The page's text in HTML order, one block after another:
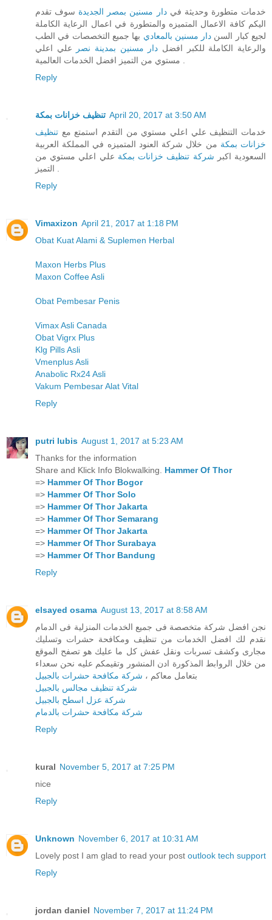
خدمات متطورة وحديثة فيدار مسنين بمصر الجديدة سوف تقدم
اليكم كافة الاعمال المتميزه والمتطورة في اعمال الرعاية الكاملة
لجيع كبار السن دار مسنين بالمعادي بها جميع التخصصات في الطب
والرعاية الكاملة للكبر افضل دار مسنين بمدينة نصر علي اعلي
Reply
تنظيف خزانات بمكة April 20, 2017 at 3:50 AM
خدمات التنظيف علي اعلي مستوي من التقدم استمتع مع تنظيف
خزانات بمكة من خلال شركة العنود المتميزه في المملكة العربية
السعودية اكبر شركة تنظيف خزانات بمكة علي اعلي مستوي من
Reply
Vimaxizon April 21, 2017 at 1:18 PM
Obat Kuat Alami & Suplemen Herbal
Maxon Herbs Plus
Maxon Coffee Asli
Obat Pembesar Penis
Vimax Asli Canada
Obat Vigrx Plus
Klg Pills Asli
Vmenplus Asli
Anabolic Rx24 Asli
Vakum Pembesar Alat Vital
Reply
putri lubis August 1, 2017 at 5:23 AM
Thanks for the information
Share and Klick Info Blokwalking. Hammer Of Thor
=> Hammer Of Thor Bogor
=> Hammer Of Thor Solo
=> Hammer Of Thor Jakarta
=> Hammer Of Thor Semarang
=> Hammer Of Thor Jakarta
=> Hammer Of Thor Surabaya
=> Hammer Of Thor Bandung
Reply
elsayed osama August 13, 2017 at 8:58 AM
نجن افضل شركة متخصصة فى جميع الخدمات المنزلية فى الدمام
نقدم لك افضل الخدمات من تنظيف ومكافحة حشرات وتسليك
مجارى وكشف تسربات ونقل عفش كل ما عليك هو تصفح الموقع
من خلال الروابط المذكورة ادن المنشور وتقيمكم عليه نحن سعداء
بتعامل معاكم ، شركة مكافحة حشرات بالجبيل
شركة تنظيف مجالس بالجبيل
شركة عزل اسطح بالجبيل
شركة مكافحة حشرات بالدمام
Reply
kural November 5, 2017 at 7:25 PM
nice
Reply
Unknown November 6, 2017 at 10:31 AM
Lovely post I am glad to read your post outlook tech support
Reply
jordan daniel November 7, 2017 at 11:24 PM